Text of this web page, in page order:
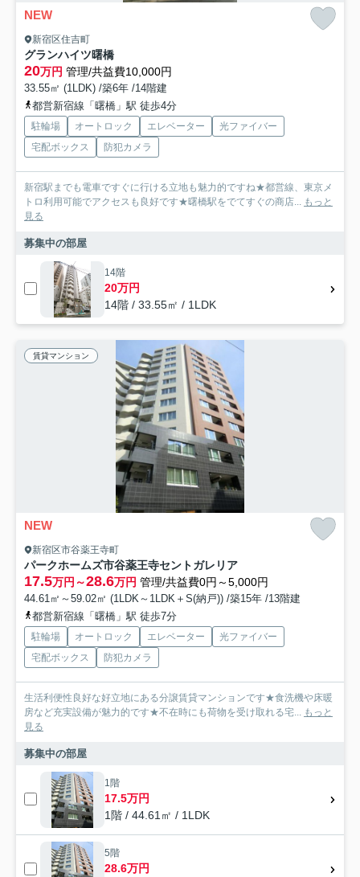
NEW
新宿区住吉町
グランハイツ曙橋
20万円 管理/共益費10,000円
33.55㎡ (1LDK) /築6年 /14階建
都営新宿線「曙橋」駅 徒歩4分
駐輪場 オートロック エレベーター
光ファイバー
宅配ボックス
防犯カメラ
新宿駅までも電車ですぐに行ける立地も魅力的ですね★都営線、東京メ
トロ利用可能でアクセスも良好です★曙橋駅をでてすぐの商店...
もっと
見る
募集中の部屋
14階
20万円
14階 / 33.55㎡ / 1LDK
賃貸マンション
NEW
新宿区市谷薬王寺町
パークホームズ市谷薬王寺セントガレリア
17.5万円～28.6万円 管理/共益費0円～5,000円
44.61㎡～59.02㎡ (1LDK～1LDK＋S(納戸)) /築15年 /13階建
都営新宿線「曙橋」駅 徒歩7分
駐輪場 オートロック エレベーター
光ファイバー
宅配ボックス
防犯カメラ
生活利便性良好な好立地にある分譲賃貸マンションです★食洗機や床暖
房など充実設備が魅力的です★不在時にも荷物を受け取れる宅... もっと
見る
募集中の部屋
1階
17.5万円
1階 / 44.61㎡ / 1LDK
5階
28.6万円